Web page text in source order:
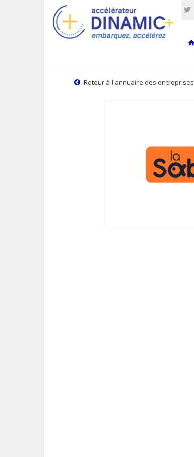
Retour à l'annuaire des entreprises
Cookies management panel